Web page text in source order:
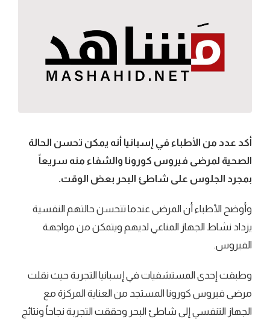
أكد عدد من الأطباء في إسبانيا أنه يمكن تحسن الحالة
الصحية لمرضى فيروس كورونا والشفاء منه سريعاً
بمجرد الجلوس على شاطئ البحر بعض الوقت.
وأوضح الأطباء أن المرضى عندما تتحسن حالتهم النفسية
يزداد نشاط الجهاز المناعي لديهم ويتمكن من مواجهة
الفيروس.
وطبقت إحدى المستشفيات في إسبانيا التجربة حيث نقلت
مرضى فيروس كورونا المستجد من العناية المركزة مع
الجهاز التنفسي إلى شاطئ البحر وحققت التجربة نجاحاً ونتائج